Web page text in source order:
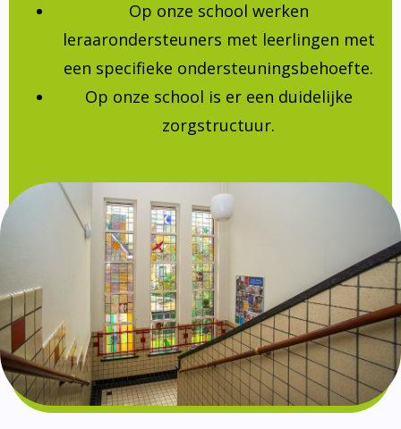
Op onze school werken
leraarondersteuners met leerlingen met
een specifieke ondersteuningsbehoefte.
Op onze school is er een duidelijke
zorgstructuur.